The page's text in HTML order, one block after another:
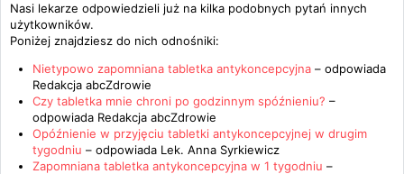
Nasi lekarze odpowiedzieli już na kilka podobnych pytań innych
użytkowników.
Poniżej znajdziesz do nich odnośniki:
Nietypowo zapomniana tabletka antykoncepcyjna – odpowiada
Redakcja abcZdrowie
Czy tabletka mnie chroni po godzinnym spóźnieniu? –
odpowiada Redakcja abcZdrowie
Opóźnienie w przyjęciu tabletki antykoncepcyjnej w drugim
tygodniu – odpowiada Lek. Anna Syrkiewicz
Zapomniana tabletka antykoncepcyjna w 1 tygodniu –